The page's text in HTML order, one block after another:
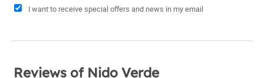
I want to receive special offers and news in my email
Reviews of Nido Verde